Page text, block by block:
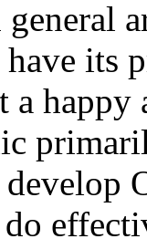
its
happy